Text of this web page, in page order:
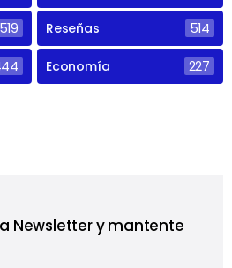
519 Reseñas 514
Economía 227
Newsletter y mantente